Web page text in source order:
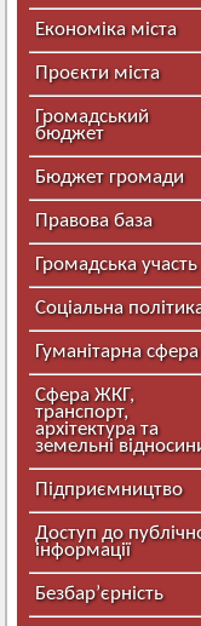
Економіка міста
Проєкти міста
Громадський
бюджет
Бюджет громади
Правова база
Громадська участь
Соціальна
Гуманітарна сфера
Сфера ЖКГ,
транспорт,
архітектура та
земельні
Підприємництво
Доступ до
інформації
Безбар’єрність